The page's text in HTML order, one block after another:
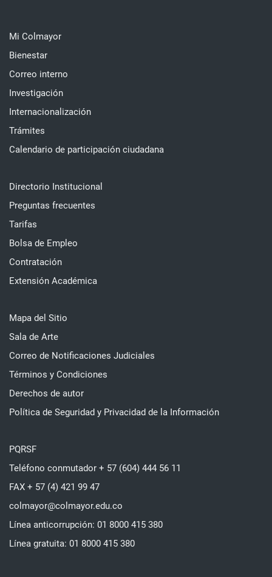
Mi Colmayor
Bienestar
Correo interno
Investigación
Internacionalización
Trámites
Calendario de participación ciudadana
Directorio Institucional
Preguntas frecuentes
Tarifas
Bolsa de Empleo
Contratación
Extensión Académica
Mapa del Sitio
Sala de Arte
Correo de Notificaciones Judiciales
Términos y Condiciones
Derechos de autor
Política de Seguridad y Privacidad de la Información
PQRSF
Teléfono conmutador + 57 (604) 444 56 11
FAX + 57 (4) 421 99 47
colmayor@colmayor.edu.co
Línea anticorrupción: 01 8000 415 380
Línea gratuita: 01 8000 415 380